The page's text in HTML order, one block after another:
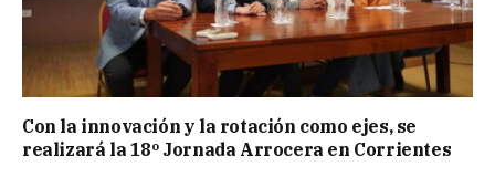
Con la innovación y la rotación como ejes, se
realizará la 18º Jornada Arrocera en Corrientes